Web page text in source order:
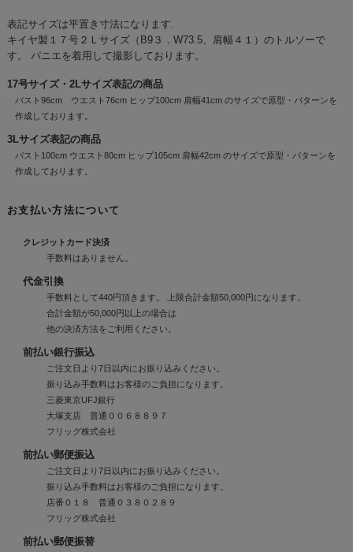
表記サイズは平置き寸法になります.
キイヤ製１７号２Ｌサイズ（B9３．W73.5、肩幅４１）のトルソーで
す。 パニエを着用して撮影しております。
17号サイズ・2Lサイズ表記の商品
バスト96cm ウエスト76cm ヒップ100cm 肩幅41cm のサイズで原型・パターンを
作成しております。
3Lサイズ表記の商品
バスト100cm ウエスト80cm ヒップ105cm 肩幅42cm のサイズで原型・パターンを
作成しております。
お支払い方法について
クレジットカード決済
手数料はありません。
代金引換
手数料として440円頂きます。 上限合計金額50,000円になります。
合計金額が50,000円以上の場合は
他の決済方法をご利用ください。
前払い銀行振込
ご注文日より7日以内にお振り込みください。
振り込み手数料はお客様のご負担になります。
三菱東京UFJ銀行
大塚支店 普通００６８８９７
フリッグ株式会社
前払い郵便振込
ご注文日より7日以内にお振り込みください。
振り込み手数料はお客様のご負担になります。
店番０１８ 普通０３８０２８９
フリッグ株式会社
前払い郵便振替